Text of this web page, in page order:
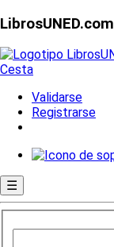
LibrosUNED.com
Cesta
Validarse
Registrarse
☰